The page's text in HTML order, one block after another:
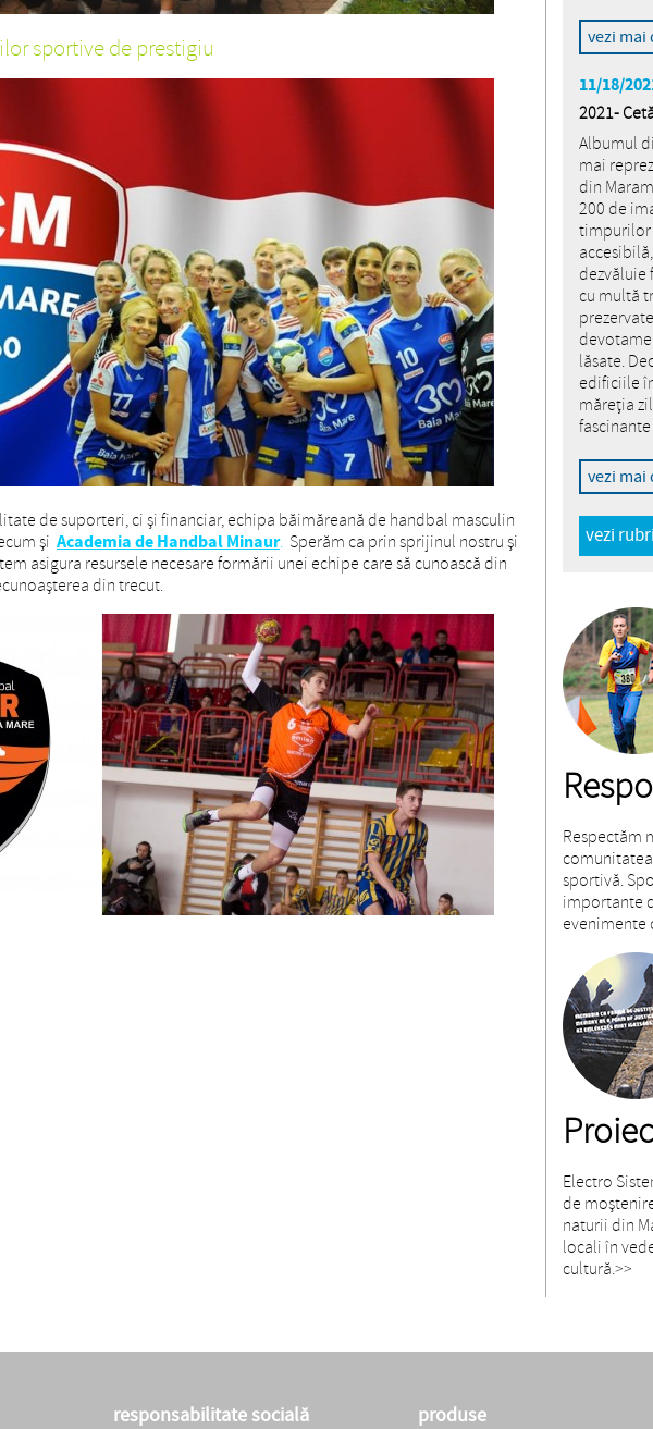
sportive de prestigiu
de suporteri, ci și financiar, echipa băimăreană de handbal masculin
și Academia de Handbal Minaur. Sperăm ca prin sprijinul nostru și
asigura resursele necesare formării unei echipe care să cunoască din
din trecut.
vezi mai
11/18/
2021-
Albumul
mai
din
200 de
timpurilor
dezvăluie
cu multă
lăsate.
edificiile
măreția
vezi mai
vezi
Respectăm
sportivă.
importante
evenimente
Electro
de
naturii din
locali în
cultură.>>
responsabilitate socială produse